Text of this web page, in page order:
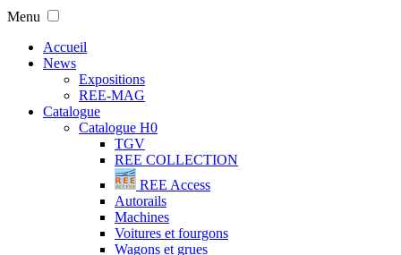
Menu
Accueil
News
Expositions
REE-MAG
Catalogue
Catalogue H0
TGV
REE COLLECTION
REE Access
Autorails
Machines
Voitures et fourgons
Wagons et grues